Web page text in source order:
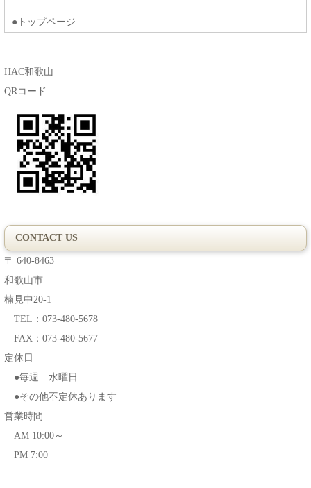
●トップページ
HAC和歌山
QRコード
CONTACT US
〒 640-8463
和歌山市
楠見中20-1
TEL：073-480-5678
FAX：073-480-5677
定休日
●毎週 水曜日
●その他不定休あります
営業時間
AM 10:00～
PM 7:00